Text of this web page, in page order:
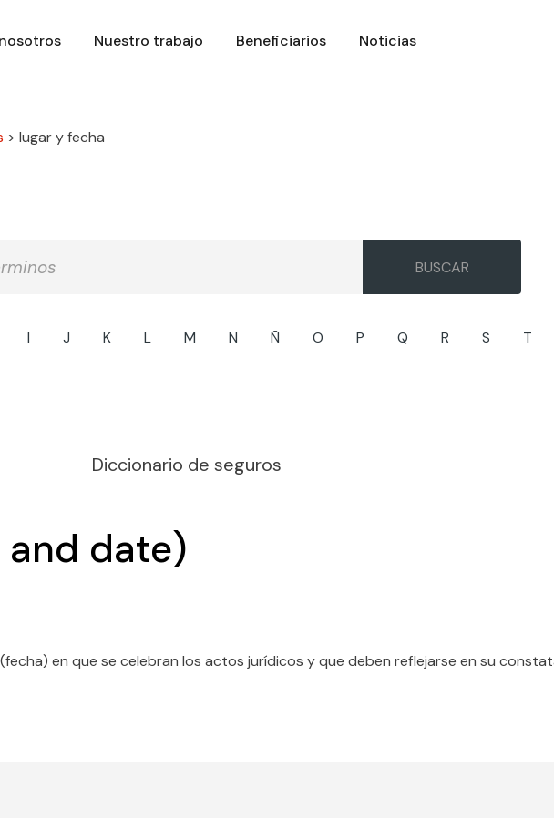
Nuestro trabajo Beneficiarios Noticias
> lugar y fecha
I J K L M N Ñ O P Q R S T
Diccionario de seguros
date)
en que se celebran los actos jurídicos y que deben reflejarse en su